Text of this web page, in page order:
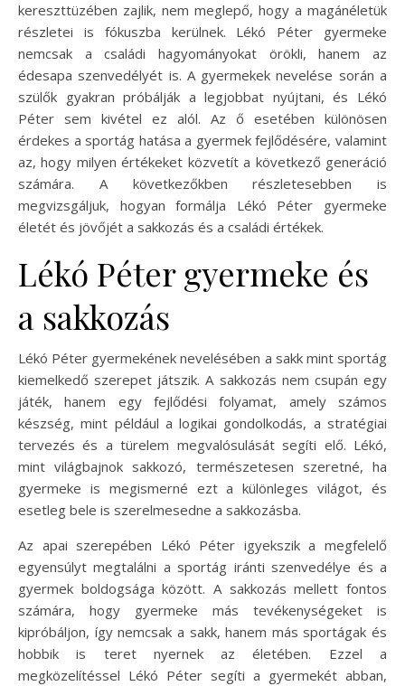
kereszttüzében zajlik, nem meglepő, hogy a magánéletük
részletei is fókuszba kerülnek. Lékó Péter gyermeke
nemcsak a családi hagyományokat örökli, hanem az
édesapa szenvedélyét is. A gyermekek nevelése során a
szülők gyakran próbálják a legjobbat nyújtani, és Lékó
Péter sem kivétel ez alól. Az ő esetében különösen
érdekes a sportág hatása a gyermek fejlődésére, valamint
az, hogy milyen értékeket közvetít a következő generáció
számára. A következőkben részletesebben is
megvizsgáljuk, hogyan formálja Lékó Péter gyermeke
életét és jövőjét a sakkozás és a családi értékek.
Lékó Péter gyermeke és
a sakkozás
Lékó Péter gyermekének nevelésében a sakk mint sportág
kiemelkedő szerepet játszik. A sakkozás nem csupán egy
játék, hanem egy fejlődési folyamat, amely számos
készség, mint például a logikai gondolkodás, a stratégiai
tervezés és a türelem megvalósulását segíti elő. Lékó,
mint világbajnok sakkozó, természetesen szeretné, ha
gyermeke is megismerné ezt a különleges világot, és
esetleg bele is szerelmesedne a sakkozásba.
Az apai szerepében Lékó Péter igyekszik a megfelelő
egyensúlyt megtalálni a sportág iránti szenvedélye és a
gyermek boldogsága között. A sakkozás mellett fontos
számára, hogy gyermeke más tevékenységeket is
kipróbáljon, így nemcsak a sakk, hanem más sportágak és
hobbik is teret nyernek az életében. Ezzel a
megközelítéssel Lékó Péter segíti a gyermekét abban,